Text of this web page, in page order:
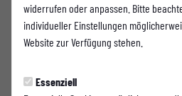
widerrufen oder anpassen. Bitte
individueller Einstellungen
Website zur Verfügung stehen.
Essenziell
Parallel zum sportlichen Aufschwung
moderner und zukunftsweisend
– neben den sozialen Aspekten – den
Jugendabteilung an das Niveau unserer